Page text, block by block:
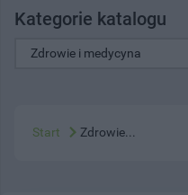
Kategorie katalogu
Start Zdrowie...